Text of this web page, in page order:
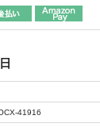
41916